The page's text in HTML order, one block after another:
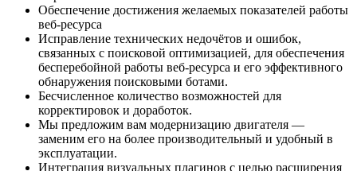
Обеспечение достижения желаемых показателей работы
веб-ресурса
Исправление технических недочётов и ошибок,
связанных с поисковой оптимизацией, для обеспечения
бесперебойной работы веб-ресурса и его эффективного
обнаружения поисковыми ботами.
Бесчисленное количество возможностей для
корректировок и доработок.
Мы предложим вам модернизацию двигателя —
заменим его на более производительный и удобный в
эксплуатации.
Интеграция визуальных плагинов с целью расширения